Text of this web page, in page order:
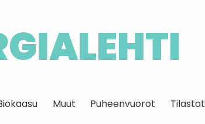
Muut Puheenvuorot Tilastot